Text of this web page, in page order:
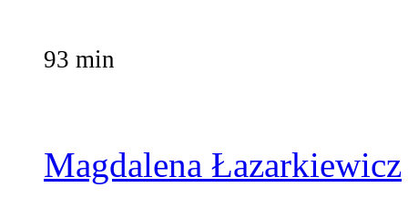
93 min
Magdalena Łazarkiewicz